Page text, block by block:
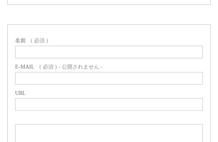
名前 ( 必須 )
E-MAIL ( 必須 ) - 公開されません -
URL